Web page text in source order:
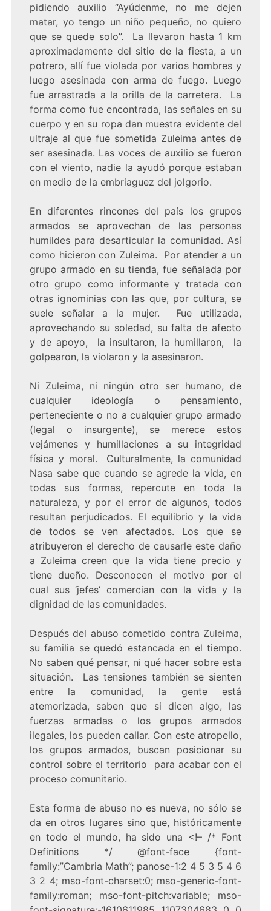
pidiendo auxilio “Ayúdenme, no me dejen
matar, yo tengo un niño pequeño, no quiero
que se quede solo”. La llevaron hasta 1 km
aproximadamente del sitio de la fiesta, a un
potrero, allí fue violada por varios hombres y
luego asesinada con arma de fuego. Luego
fue arrastrada a la orilla de la carretera. La
forma como fue encontrada, las señales en su
cuerpo y en su ropa dan muestra evidente del
ultraje al que fue sometida Zuleima antes de
ser asesinada. Las voces de auxilio se fueron
con el viento, nadie la ayudó porque estaban
en medio de la embriaguez del jolgorio.
En diferentes rincones del país los grupos
armados se aprovechan de las personas
humildes para desarticular la comunidad. Así
como hicieron con Zuleima. Por atender a un
grupo armado en su tienda, fue señalada por
otro grupo como informante y tratada con
otras ignominias con las que, por cultura, se
suele señalar a la mujer. Fue utilizada,
aprovechando su soledad, su falta de afecto
y de apoyo, la insultaron, la humillaron, la
golpearon, la violaron y la asesinaron.
Ni Zuleima, ni ningún otro ser humano, de
cualquier ideología o pensamiento,
perteneciente o no a cualquier grupo armado
(legal o insurgente), se merece estos
vejámenes y humillaciones a su integridad
física y moral. Culturalmente, la comunidad
Nasa sabe que cuando se agrede la vida, en
todas sus formas, repercute en toda la
naturaleza, y por el error de algunos, todos
resultan perjudicados. El equilibrio y la vida
de todos se ven afectados. Los que se
atribuyeron el derecho de causarle este daño
a Zuleima creen que la vida tiene precio y
tiene dueño. Desconocen el motivo por el
cual sus ‘jefes’ comercian con la vida y la
dignidad de las comunidades.
Después del abuso cometido contra Zuleima,
su familia se quedó estancada en el tiempo.
No saben qué pensar, ni qué hacer sobre esta
situación. Las tensiones también se sienten
entre la comunidad, la gente está
atemorizada, saben que si dicen algo, las
fuerzas armadas o los grupos armados
ilegales, los pueden callar. Con este atropello,
los grupos armados, buscan posicionar su
control sobre el territorio para acabar con el
proceso comunitario.
Esta forma de abuso no es nueva, no sólo se
da en otros lugares sino que, históricamente
en todo el mundo, ha sido una <!– /* Font
Definitions */ @font-face {font-
family:”Cambria Math”; panose-1:2 4 5 3 5 4 6
3 2 4; mso-font-charset:0; mso-generic-font-
family:roman; mso-font-pitch:variable; mso-